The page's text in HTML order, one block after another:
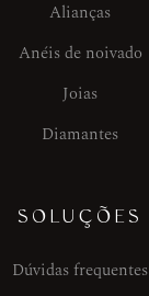
Alianças
Anéis de noivado
Joias
Diamantes
SOLUÇÕES
Dúvidas frequentes